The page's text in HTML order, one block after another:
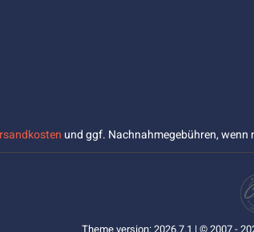
und ggf. Nachnahmegebühren, wenn